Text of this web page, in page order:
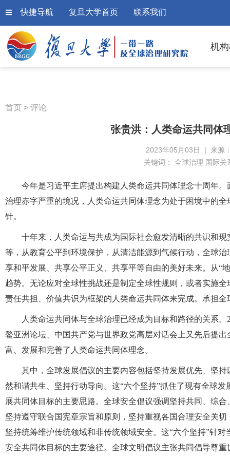
快捷导航 复旦大学首页 联系我们
机
首页 > 评论
张贵洪：人类命运共同体
2023年05月03日 | 来源
关键词： 全球治理 国际关
今年是习近平主席提出构建人类命运共同体理念十周年
治理赤字严重的境况，人类命运共同体理念为处于困境中的
针。
十年来，人类命运与共成为国际社会愈发清晰的共识和
等，从教育公平到环境保护，从清洁能源到气候行动，全球
享和平发展、共享公平正义、共享平等自由的美好未来。从“
趋势。无论应对全球性挑战还是制定全球性规则，或者实施
责任共担、价值共识为框架的人类命运共同体来完成。承担
人类命运共同体与全球治理已经成为目标和路径的关系
鳌亚洲论坛、中国共产党与世界政党高层对话会上又先后提
富、发展和完善了人类命运共同体理念。
其中，全球发展倡议的主要内容包括坚持发展优先、坚
然和谐共生、坚持行动导向。这“六个坚持”抓住了现有全球
展共同体目标的主要思路。全球安全倡议强调坚持共同、综
坚持遵守联合国宪章宗旨和原则，坚持重视各国合理安全关
坚持统筹维护传统领域和非传统领域安全。这“六个坚持”针
安全共同体目标的主要途径。全球文明倡议主张共同倡导尊